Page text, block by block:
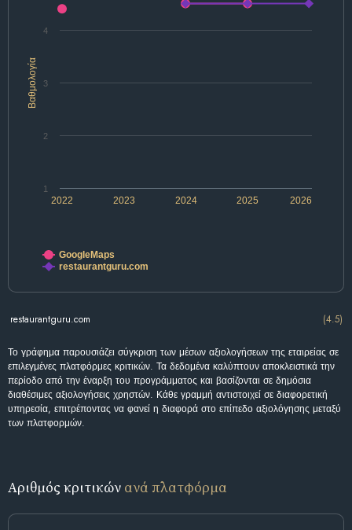
Βαθμολογία
2022 2024 2026
2023 2025
1
2
3
4
GoogleMaps
restaurantguru.com
restaurantguru.com (4.5)
Το γράφημα παρουσιάζει σύγκριση των μέσων αξιολογήσεων της εταιρείας σε
επιλεγμένες πλατφόρμες κριτικών. Τα δεδομένα καλύπτουν αποκλειστικά την
περίοδο από την έναρξη του προγράμματος και βασίζονται σε δημόσια
διαθέσιμες αξιολογήσεις χρηστών. Κάθε γραμμή αντιστοιχεί σε διαφορετική
υπηρεσία, επιτρέποντας να φανεί η διαφορά στο επίπεδο αξιολόγησης μεταξύ
των πλατφορμών.
Αριθμός κριτικών ανά πλατφόρμα